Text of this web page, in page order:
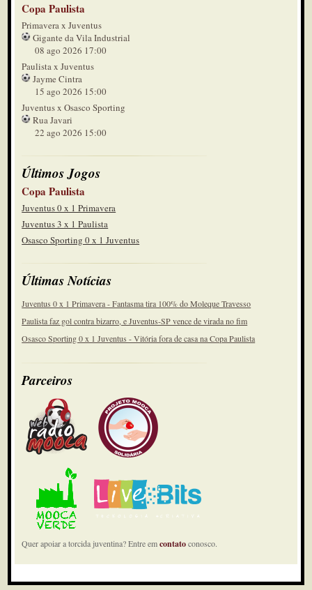
Copa Paulista
Primavera x Juventus
Gigante da Vila Industrial
08 ago 2026 17:00
Paulista x Juventus
Jayme Cintra
15 ago 2026 15:00
Juventus x Osasco Sporting
Rua Javari
22 ago 2026 15:00
Últimos Jogos
Copa Paulista
Juventus 0 x 1 Primavera
Juventus 3 x 1 Paulista
Osasco Sporting 0 x 1 Juventus
Últimas Notícias
Juventus 0 x 1 Primavera - Fantasma tira 100% do Moleque Travesso
Paulista faz gol contra bizarro, e Juventus-SP vence de virada no fim
Osasco Sporting 0 x 1 Juventus - Vitória fora de casa na Copa Paulista
Parceiros
Quer apoiar a torcida juventina? Entre emcontatoconosco.